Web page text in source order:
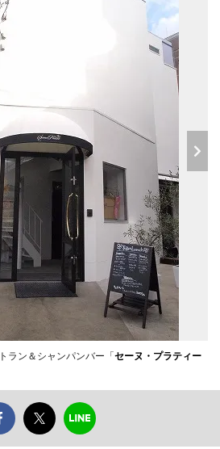
ラン＆シャンパンバー「セーヌ・プラティー